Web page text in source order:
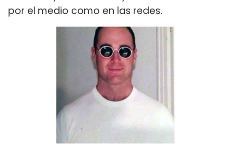
por el medio como en las redes.